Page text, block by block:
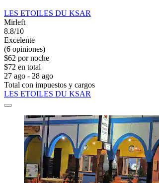
LES ETOILES DU KSAR
Mirleft
8.8/10
Excelente
(6 opiniones)
$62 por noche
$72 en total
27 ago - 28 ago
Total con impuestos y cargos
LES ETOILES DU KSAR